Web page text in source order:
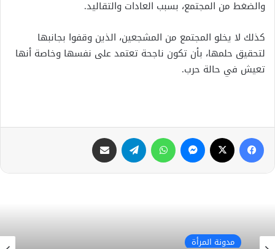
والضغط من المجتمع، بسبب العادات والتقاليد.
كذلك لا يخلو المجتمع من المشجعين، الذين وقفوا بجانبها
لتحقيق حلمها، بأن تكون ناجحة تعتمد على نفسها وخاصة أنها
تعيش في حالة حرب.
فيسبوك ماسنجر واتساب تيلقرام
مدونة المرأة